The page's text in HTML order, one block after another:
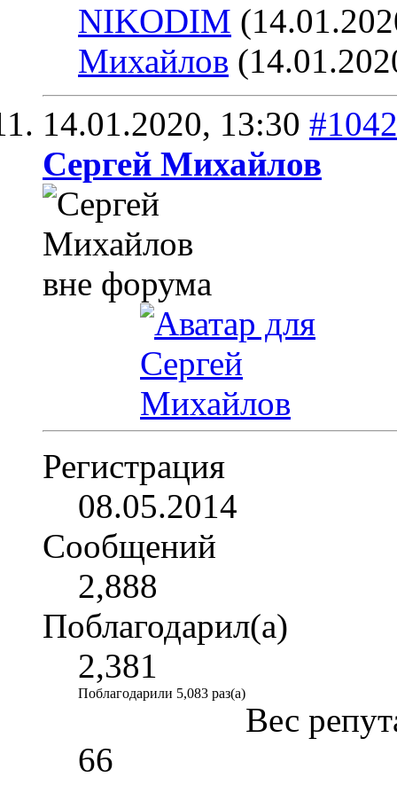
NIKODIM
Михайлов
14.01.2020, 13:30
Сергей Михайлов
Регистрация
08.05.2014
Сообщений
2,888
Поблагодарил(а)
2,381
Поблагодарили 5,083 раз(а)
Вес
66